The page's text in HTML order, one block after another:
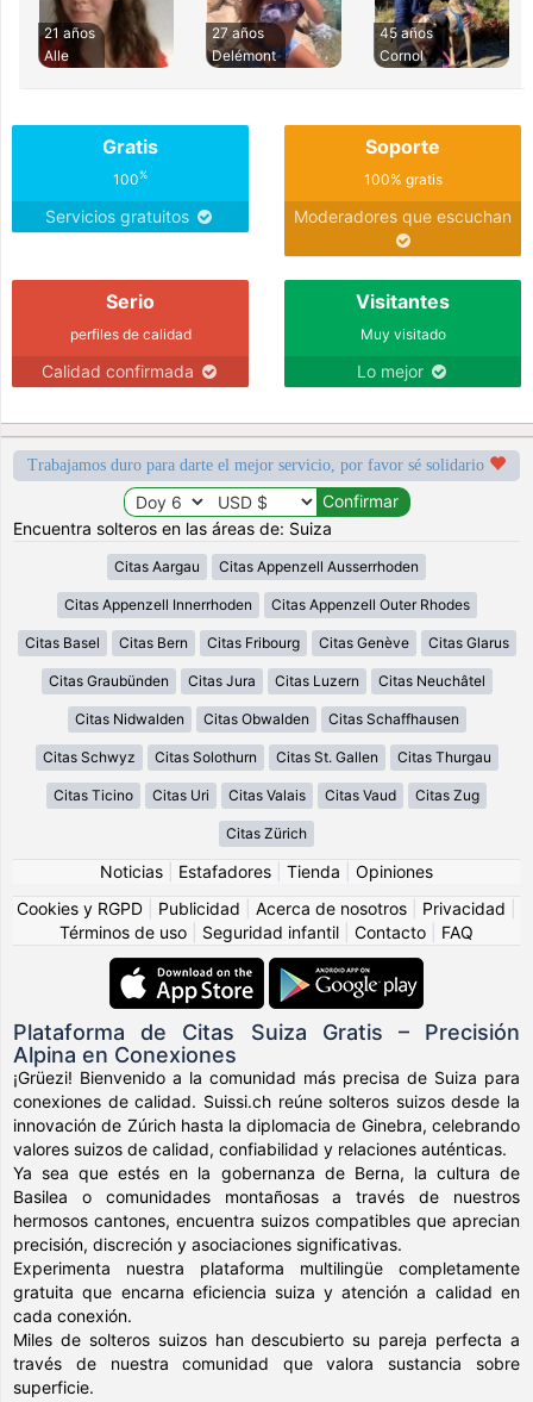
21 años
Alle
27 años
Delémont
45 años
Cornol
Gratis
100%
Servicios gratuitos
Soporte
100% gratis
Moderadores que escuchan
Serio
perfiles de calidad
Calidad confirmada
Visitantes
Muy visitado
Lo mejor
Trabajamos duro para darte el mejor servicio, por favor sé solidario
Encuentra solteros en las áreas de: Suiza
Citas Aargau Citas Appenzell Ausserrhoden
Citas Appenzell Innerrhoden Citas Appenzell Outer Rhodes
Citas Basel Citas Bern Citas Fribourg Citas Genève Citas Glarus
Citas Graubünden Citas Jura Citas Luzern Citas Neuchâtel
Citas Nidwalden Citas Obwalden Citas Schaffhausen
Citas Schwyz Citas Solothurn Citas St. Gallen Citas Thurgau
Citas Ticino Citas Uri Citas Valais Citas Vaud Citas Zug
Citas Zürich
Noticias Estafadores Tienda
Opiniones
Cookies y RGPD
Publicidad Acerca de nosotros Privacidad
Términos de uso
Seguridad infantil Contacto FAQ
Plataforma de Citas Suiza Gratis – Precisión
Alpina en Conexiones
¡Grüezi! Bienvenido a la comunidad más precisa de Suiza para
conexiones de calidad. Suissi.ch reúne solteros suizos desde la
innovación de Zúrich hasta la diplomacia de Ginebra, celebrando
valores suizos de calidad, confiabilidad y relaciones auténticas.
Ya sea que estés en la gobernanza de Berna, la cultura de
Basilea o comunidades montañosas a través de nuestros
hermosos cantones, encuentra suizos compatibles que aprecian
precisión, discreción y asociaciones significativas.
Experimenta nuestra plataforma multilingüe completamente
gratuita que encarna eficiencia suiza y atención a calidad en
cada conexión.
Miles de solteros suizos han descubierto su pareja perfecta a
través de nuestra comunidad que valora sustancia sobre
superficie.